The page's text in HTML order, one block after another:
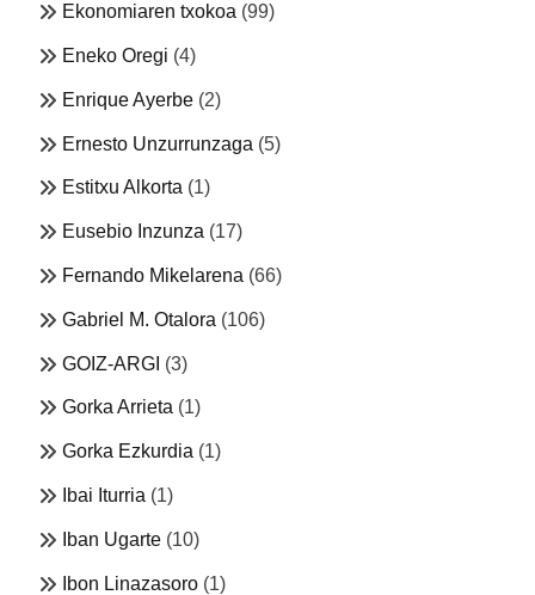
Ekonomiaren txokoa (99)
Eneko Oregi (4)
Enrique Ayerbe (2)
Ernesto Unzurrunzaga (5)
Estitxu Alkorta (1)
Eusebio Inzunza (17)
Fernando Mikelarena (66)
Gabriel M. Otalora (106)
GOIZ-ARGI (3)
Gorka Arrieta (1)
Gorka Ezkurdia (1)
Ibai Iturria (1)
Iban Ugarte (10)
Ibon Linazasoro (1)